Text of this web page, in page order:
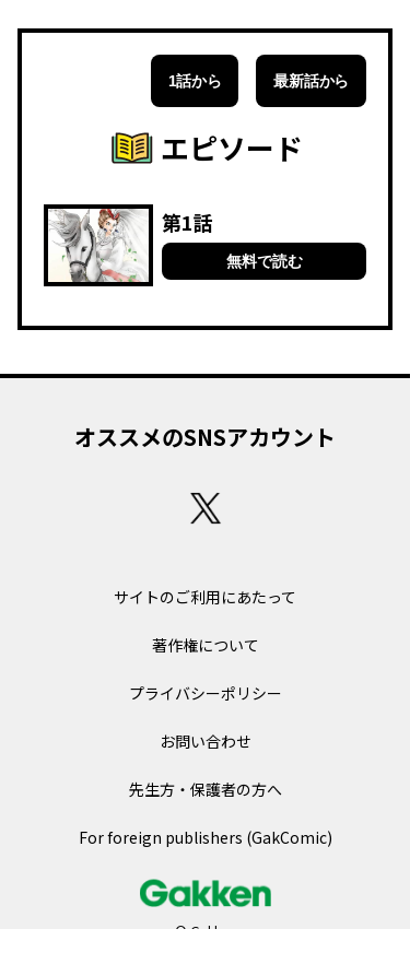
1話から 最新話から
エピソード
第1話
無料で読む
オススメのSNSアカウント
サイトのご利用にあたって
著作権について
プライバシーポリシー
お問い合わせ
先生方・保護者の方へ
For foreign publishers (GakComic)
© Gakken